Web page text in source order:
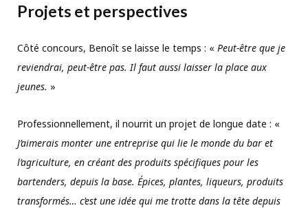
Projets et perspectives
Côté concours, Benoît se laisse le temps : « Peut-être que je
reviendrai, peut-être pas. Il faut aussi laisser la place aux
jeunes. »
Professionnellement, il nourrit un projet de longue date : «
J’aimerais monter une entreprise qui lie le monde du bar et
l’agriculture, en créant des produits spécifiques pour les
bartenders, depuis la base. Épices, plantes, liqueurs, produits
transformés… c’est une idée qui me trotte dans la tête depuis